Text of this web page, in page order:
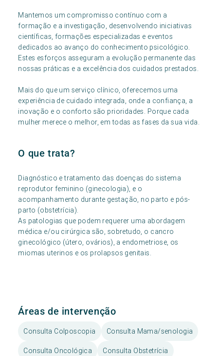
Mantemos um compromisso contínuo com a
formação e a investigação, desenvolvendo iniciativas
científicas, formações especializadas e eventos
dedicados ao avanço do conhecimento psicológico.
Estes esforços asseguram a evolução permanente das
nossas práticas e a excelência dos cuidados prestados.
Mais do que um serviço clínico, oferecemos uma
experiência de cuidado integrada, onde a confiança, a
inovação e o conforto são prioridades. Porque cada
mulher merece o melhor, em todas as fases da sua vida.
O que trata?
Diagnóstico e tratamento das doenças do sistema
reprodutor feminino (ginecologia), e o
acompanhamento durante gestação, no parto e pós-
parto (obstetrícia).
As patologias que podem requerer uma abordagem
médica e/ou cirúrgica são, sobretudo, o cancro
ginecológico (útero, ovários), a endometriose, os
miomas uterinos e os prolapsos genitais.
Áreas de intervenção
Consulta Colposcopia Consulta Mama/senologia
Consulta Oncológica Consulta Obstetrícia